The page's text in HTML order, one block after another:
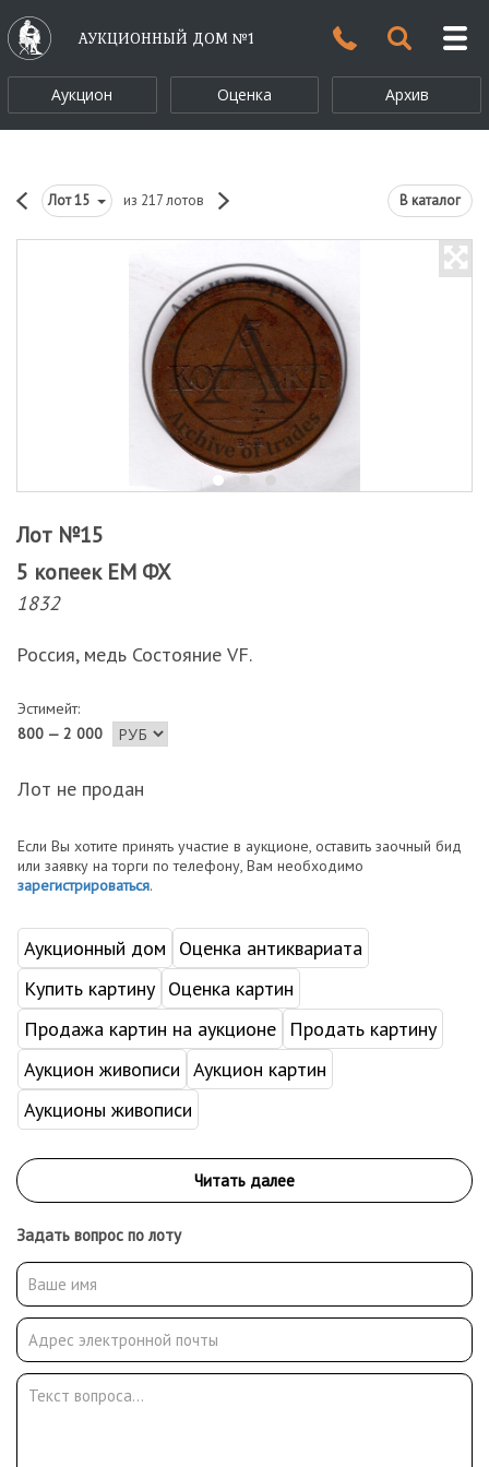
АУКЦИОННЫЙ ДОМ №1
Аукцион Оценка Архив
Лот15 из 217 лотов В каталог
Лот №15
5 копеек ЕМ ФХ
1832
Россия, медь Состояние VF.
Эстимейт:
800 — 2 000
Лот не продан
Если Вы хотите принять участие в аукционе, оставить заочный бид
или заявку на торги по телефону, Вам необходимо
зарегистрироваться.
Аукционный дом
Оценка антиквариата
Купить картину Оценка картин
Продажа картин на аукционе
Продать картину
Аукцион живописи Аукцион картин
Аукционы живописи
Задать вопрос по лоту